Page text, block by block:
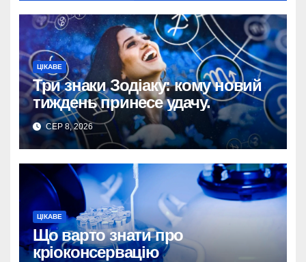
ЦІКАВЕ
Три знаки Зодіаку: кому новий
тиждень принесе удачу.
СЕР 8, 2026
ЦІКАВЕ
Що варто знати про
кріоконсервацію